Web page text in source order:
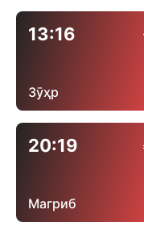
13:16
Зӯҳр
20:19
Магриб